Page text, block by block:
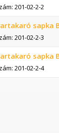
201-02-2-2
sapka
201-02-2-3
sapka
201-02-2-4